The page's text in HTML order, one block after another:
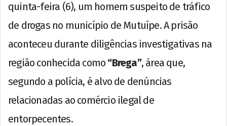
quinta-feira (6), um homem suspeito de tráfico
de drogas no município de Mutuípe. A prisão
aconteceu durante diligências investigativas na
região conhecida como “Brega”, área que,
segundo a polícia, é alvo de denúncias
relacionadas ao comércio ilegal de
entorpecentes.